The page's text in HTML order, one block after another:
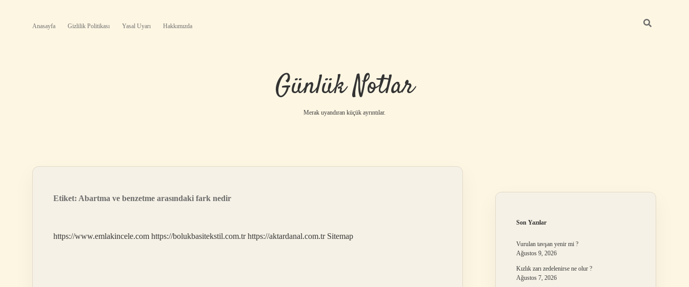
Anasayfa Gizlilik Politikası Yasal Uyarı Hakkımızda
Günlük Notlar
Merak uyandıran küçük ayrıntılar.
Etiket: Abartma ve benzetme arasındaki fark nedir
https://www.emlakincele.com https://bolukbasitekstil.com.tr https://aktardanal.com.tr Sitemap
Son Yazılar
Vurulan tavşan yenir mi ?
Ağustos 9, 2026
Kızlık zarı zedelenirse ne olur ?
Ağustos 7, 2026